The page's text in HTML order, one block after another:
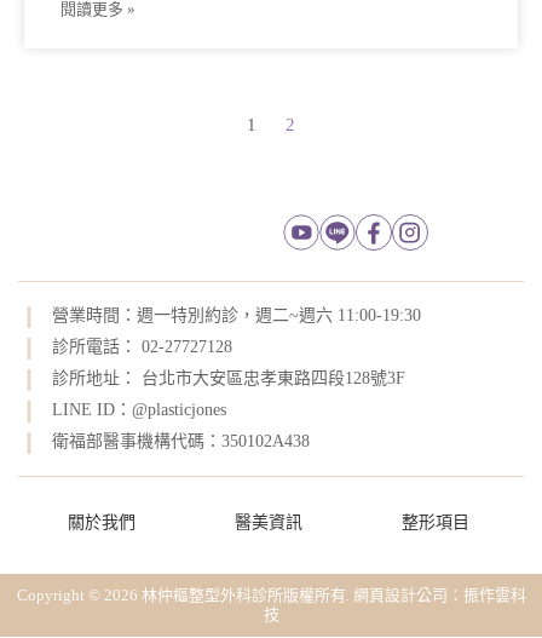
閱讀更多 »
1 2
營業時間：週一特別約診，週二~週六 11:00-19:30
診所電話： 02-27727128
診所地址： 台北市大安區忠孝東路四段128號3F
LINE ID：@plasticjones
衛福部醫事機構代碼：350102A438
關於我們 醫美資訊 整形項目
Copyright © 2026 林仲樞整型外科診所版權所有. 網頁設計公司 ：振作雲科
技